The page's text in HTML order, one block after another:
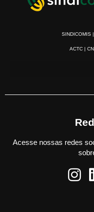
SINDICOMIS
ACTC |
Acesse nossas redes